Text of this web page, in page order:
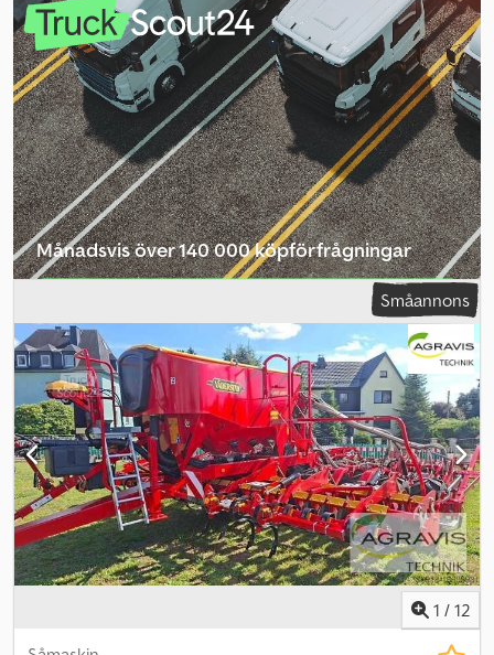
Transportspiral (0100) Markör (0110) Ca 3000 ha
Månadsvis över 140 000 köpförfrågningar
Småannons
1 / 12